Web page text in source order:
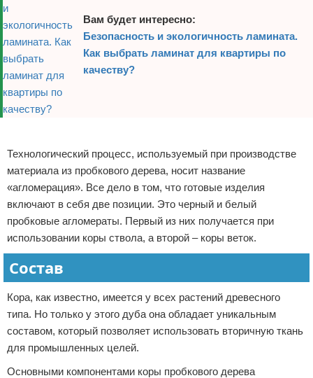
Вам будет интересно:
Безопасность и экологичность ламината.
Как выбрать ламинат для квартиры по
качеству?
Технологический процесс, используемый при производстве
материала из пробкового дерева, носит название
«агломерация». Все дело в том, что готовые изделия
включают в себя две позиции. Это черный и белый
пробковые агломераты. Первый из них получается при
использовании коры ствола, а второй – коры веток.
Состав
Кора, как известно, имеется у всех растений древесного
типа. Но только у этого дуба она обладает уникальным
составом, который позволяет использовать вторичную ткань
для промышленных целей.
Основными компонентами коры пробкового дерева